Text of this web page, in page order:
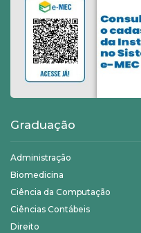
Graduação
Administração
Biomedicina
Ciência da Computação
Ciências Contábeis
Direito